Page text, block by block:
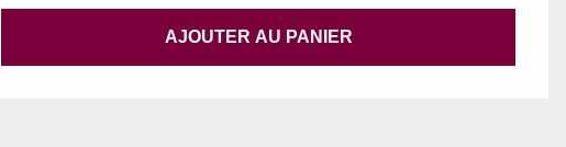
AJOUTER AU PANIER